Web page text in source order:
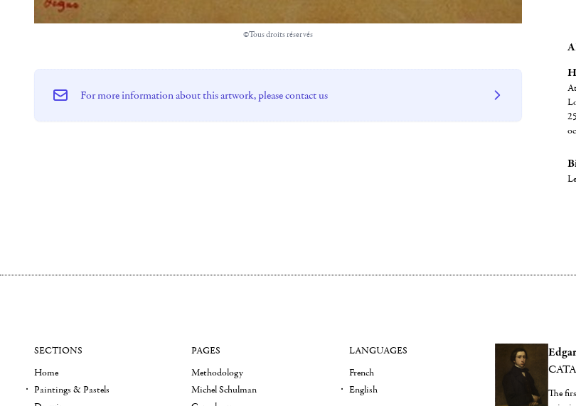
©Tous droits réservés
For more information about this artwork, please contact us
The
SECTIONS
Home
Paintings & Pastels
PAGES
Methodology
Michel Schulman
LANGUAGES
French
English